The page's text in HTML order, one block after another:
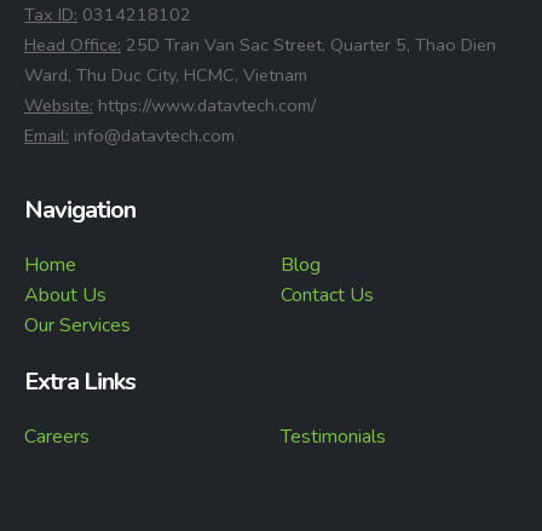
⁠Tax ID: 0314218102
⁠Head Office: 25D Tran Van Sac Street, Quarter 5, Thao Dien
Ward, Thu Duc City, HCMC, Vietnam
⁠Website: https://www.datavtech.com/
⁠Email: info@datavtech.com
Navigation
Home
About Us
Our Services
Blog
Contact Us
Extra Links
Careers Testimonials